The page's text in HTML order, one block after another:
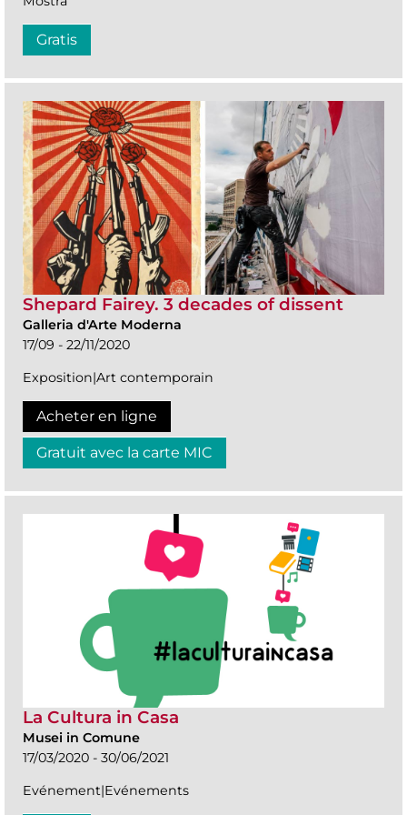
Gratis
Shepard Fairey. 3 decades of dissent
Galleria d'Arte Moderna
17/09 - 22/11/2020
Exposition|Art contemporain
Acheter en ligne
Gratuit avec la carte MIC
La Cultura in Casa
Musei in Comune
17/03/2020 - 30/06/2021
Evénement|Evénements